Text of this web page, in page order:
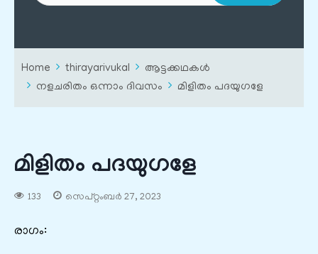
Home thirayarivukal
ആട്ടക്കഥകൾ
നളചരിതം ഒന്നാം ദിവസം
മിളിതം പദയുഗളേ
മിളിതം പദയുഗളേ
133 സെപ്റ്റംബർ 27, 2023
രാഗം: